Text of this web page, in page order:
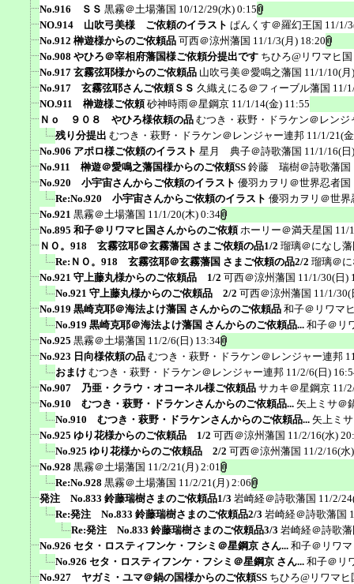
No.916 ＳＳ 黒霧＠土場藩国 10/12/29(水) 0:15
NO.914 山吹弓美様 ご依頼のイラスト ぱんくす＠羅幻王国 11/1/
No.912 榊遊様からのご依頼品 可西＠涼州藩国 11/1/3(月) 18:20
No.908 やひろ＠宰相府藩国様ご依頼分提出です ちひろ@リワマヒ国
No.917 玄霧弦耶様からのご依頼品 山吹弓美＠愛鳴之藩国 11/1/10(月
No.917 玄霧弦耶さんご依頼ＳＳ 久織えにる＠フィーブル藩国 11/
NO.911 榊遊様ご依頼 砂神時雨＠星鋼京 11/1/14(金) 11:55
Ｎｏ ９０８ やひろ様依頼の品 むつき・萩野・ドラケン＠レンジ
残り分提出 むつき・萩野・ドラケン＠レンジャー連邦 11/1/21(
No.906 アポロ様ご依頼のイラスト 星月 典子＠詩歌藩国 11/1/16(日
No.911 榊遊＠愛鳴之藩国様からのご依頼SS 鈴藤 瑞樹＠詩歌藩国
No.920 小宇宙さんからご依頼のイラスト 優羽カヲリ＠世界忍者国
Re:No.920 小宇宙さんからご依頼のイラスト 優羽カヲリ＠世界
No.921 黒霧＠土場藩国 11/1/20(木) 0:34
No.895 和子＠リワマヒ国さんからのご依頼 ホーリー＠満天星国 11/
ＮＯ。918 玄霧弦耶＠玄霧藩国 さまご依頼の品1/2 瑠璃＠になし
Re:ＮＯ。918 玄霧弦耶＠玄霧藩国 さまご依頼の品2/2 瑠璃＠
No.921 守上藤丸様からのご依頼品 1/2 可西＠涼州藩国 11/1/30(日)
No.921 守上藤丸様からのご依頼品 2/2 可西＠涼州藩国 11/1/30(
No.919 黒崎克耶＠海法よけ藩国 さんからのご依頼品 和子＠リワマ
No.919 黒崎克耶＠海法よけ藩国 さんからのご依頼品... 和子＠リ
No.925 黒霧＠土場藩国 11/2/6(日) 13:34
No.923 日向様依頼の品 むつき・萩野・ドラケン＠レンジャー連邦
おまけ むつき・萩野・ドラケン＠レンジャー連邦 11/2/6(日)
No.907 乃亜・クラウ・オコーネル様ご依頼品 サカキ＠星鋼京 11/
No.910 むつき・萩野・ドラケンさんからのご依頼品... 矢上ミサ＠
No.910 むつき・萩野・ドラケンさんからのご依頼品... 矢上ミ
No.925 ゆり花様からのご依頼品 1/2 可西＠涼州藩国 11/2/16(水)
No.925 ゆり花様からのご依頼品 2/2 可西＠涼州藩国 11/2/16(水
No.928 黒霧＠土場藩国 11/2/21(月) 2:01
Re:No.928 黒霧＠土場藩国 11/2/21(月) 2:06
発注 No.833 鈴藤瑞樹さまのご依頼品1/3 岩崎経＠詩歌藩国 11/2/
Re:発注 No.833 鈴藤瑞樹さまのご依頼品2/3 岩崎経＠詩歌藩国
Re:発注 No.833 鈴藤瑞樹さまのご依頼品3/3 岩崎経＠詩歌
No.926 セタ・ロスティフンケ・フシミ＠星鋼京 さん... 和子＠リワ
No.926 セタ・ロスティフンケ・フシミ＠星鋼京 さん... 和子＠リ
No.927 ヤガミ・ユマ＠鍋の国様からのご依頼SS ちひろ@リワマヒ